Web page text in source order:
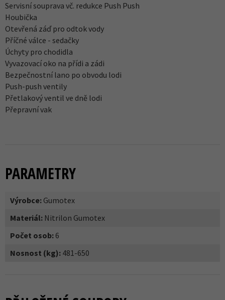
Servisní souprava vč. redukce Push Push
Houbička
Otevřená záď pro odtok vody
Příčné válce - sedačky
Úchyty pro chodidla
Vyvazovací oko na přídi a zádi
Bezpečnostní lano po obvodu lodi
Push-push ventily
Přetlakový ventil ve dně lodi
Přepravní vak
PARAMETRY
Výrobce: Gumotex
Materiál: Nitrilon Gumotex
Počet osob: 6
Nosnost (kg): 481-650